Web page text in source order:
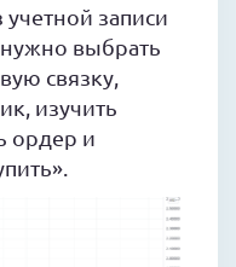
записи
нужно выбрать
связку,
изучить
ордер и